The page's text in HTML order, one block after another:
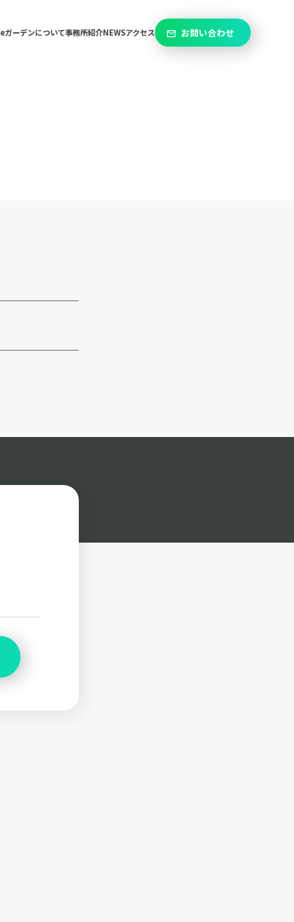
eガーデンについて事務所紹介NEWSアクセス mail お問い合わせ